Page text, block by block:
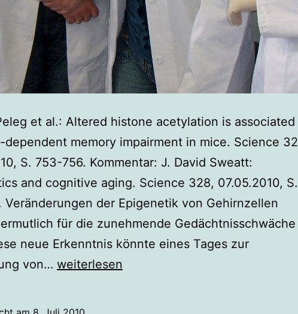
et al.: Altered histone acetylation is associated
dependent memory impairment in mice. Science
S. 753-756. Kommentar: J. David Sweatt:
and cognitive aging. Science 328, 07.05.2010, S.
Veränderungen der Epigenetik von Gehirnzellen
für die zunehmende Gedächtnisschwäche
neue Erkenntnis könnte eines Tages zur
von… „Epigenetische
weiterlesen